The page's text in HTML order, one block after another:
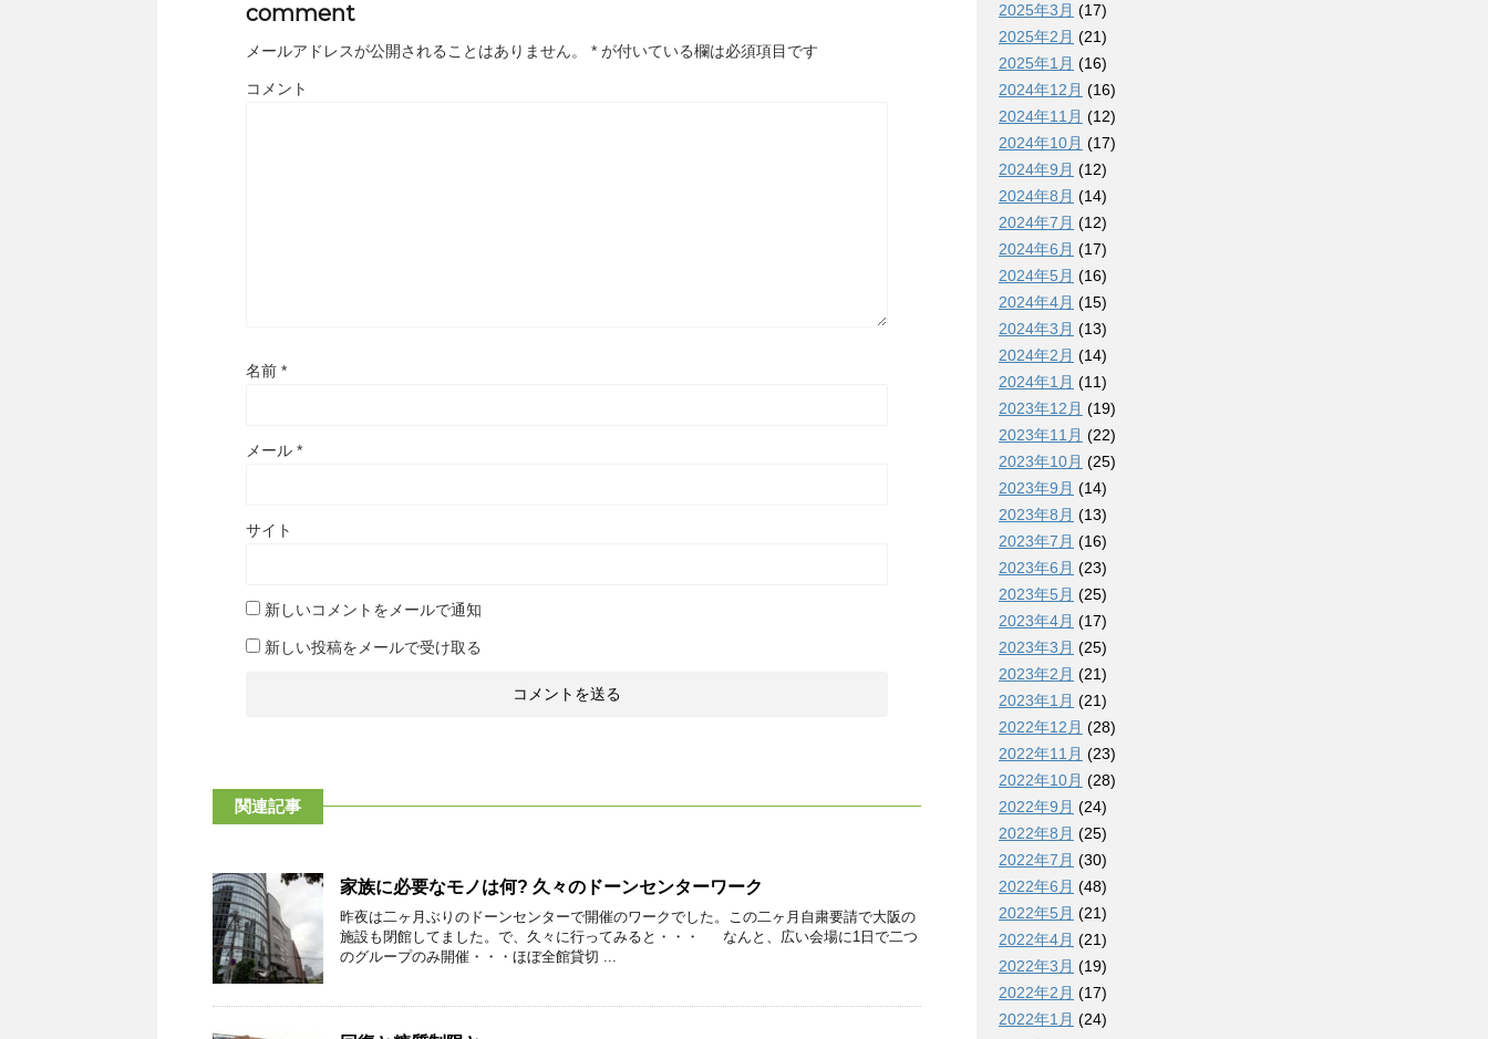
comment
メールアドレスが公開されることはありません。 * が付いている欄は必須項目です
コメント
名前 *
メール *
サイト
新しいコメントをメールで通知
新しい投稿をメールで受け取る
関連記事
家族に必要なモノは何? 久々のドーンセンターワーク
昨夜は二ヶ月ぶりのドーンセンターで開催のワークでした。この二ヶ月自粛要請で大阪の
施設も閉館してました。で、久々に行ってみると・・・ なんと、広い会場に1日で二つ
のグループのみ開催・・・ほぼ全館貸切 ...
2025年3月 (17)
2025年2月 (21)
2025年1月 (16)
2024年12月 (16)
2024年11月 (12)
2024年10月 (17)
2024年9月 (12)
2024年8月 (14)
2024年7月 (12)
2024年6月 (17)
2024年5月 (16)
2024年4月 (15)
2024年3月 (13)
2024年2月 (14)
2024年1月 (11)
2023年12月 (19)
2023年11月 (22)
2023年10月 (25)
2023年9月 (14)
2023年8月 (13)
2023年7月 (16)
2023年6月 (23)
2023年5月 (25)
2023年4月 (17)
2023年3月 (25)
2023年2月 (21)
2023年1月 (21)
2022年12月 (28)
2022年11月 (23)
2022年10月 (28)
2022年9月 (24)
2022年8月 (25)
2022年7月 (30)
2022年6月 (48)
2022年5月 (21)
2022年4月 (21)
2022年3月 (19)
2022年2月 (17)
2022年1月 (24)